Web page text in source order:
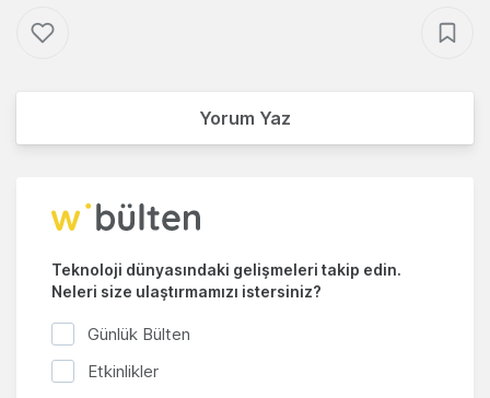
Yorum Yaz
Teknoloji dünyasındaki gelişmeleri takip edin.
Neleri size ulaştırmamızı istersiniz?
Günlük Bülten
Etkinlikler